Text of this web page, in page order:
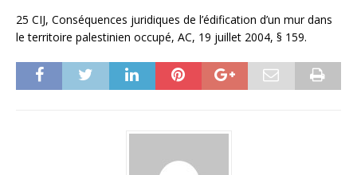
25 CIJ, Conséquences juridiques de l’édification d’un mur dans
le territoire palestinien occupé, AC, 19 juillet 2004, § 159.